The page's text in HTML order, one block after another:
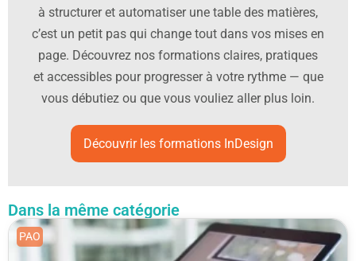
à structurer et automatiser une table des matières,
c’est un petit pas qui change tout dans vos mises en
page. Découvrez nos formations claires, pratiques
et accessibles pour progresser à votre rythme — que
vous débutiez ou que vous vouliez aller plus loin.
Découvrir les formations InDesign
Dans la même catégorie
PAO